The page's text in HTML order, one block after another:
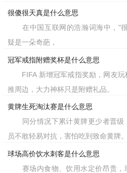
很傻很天真是什么意思
在中国互联网的浩瀚词海中，"
疑是一朵奇葩，
冠军戒指附赠奖杯是什么意思
FIFA 新增冠军戒指奖励，网友玩
推周边，大力神杯只是附赠礼品。
黄牌生死淘汰赛是什么意思
同分情况下累计黄牌更少者晋级
员不敢轻易对抗，害怕吃到致命黄牌。
球场高价饮水刺客是什么意思
赛场内食物、饮用水定价昂贵，